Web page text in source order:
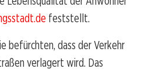
feststellt.
befürchten, dass der Verkehr
verlagert wird. Das